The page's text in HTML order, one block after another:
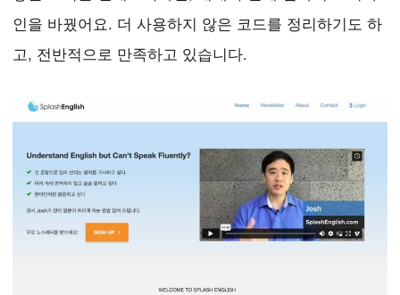
인을 바꿨어요. 더 사용하지 않은 코드를 정리하기도 하
고, 전반적으로 만족하고 있습니다.